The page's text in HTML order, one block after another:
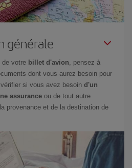
générale
de votre billet d'avion, pensez à
dont vous aurez besoin pour
si vous avez besoin d'un
assurance ou de tout autre
provenance et de la destination de